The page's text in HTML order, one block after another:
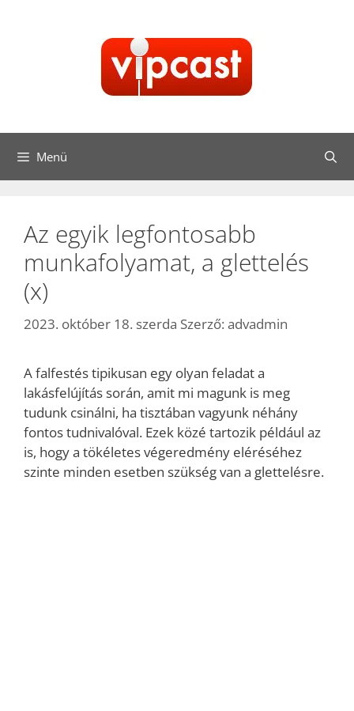
Menü
Az egyik legfontosabb
munkafolyamat, a glettelés
(x)
2023. október 18. szerda Szerző: advadmin
A falfestés tipikusan egy olyan feladat a
lakásfelújítás során, amit mi magunk is meg
tudunk csinálni, ha tisztában vagyunk néhány
fontos tudnivalóval. Ezek közé tartozik például az
is, hogy a tökéletes végeredmény eléréséhez
szinte minden esetben szükség van a glettelésre.